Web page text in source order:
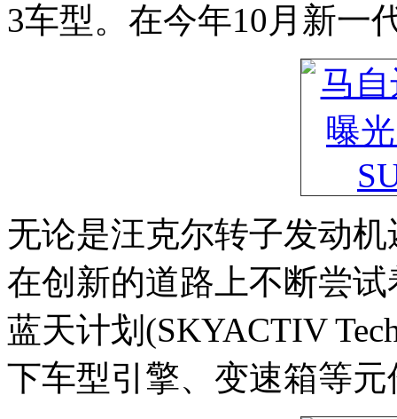
3车型。在今年10月新一
无论是汪克尔转子发动
在创新的道路上不断尝
蓝天计划(SKYACTIV
下车型引擎、变速箱等